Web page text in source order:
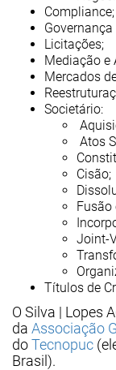
Compliance;
Licitações;
Mediação e
Mercados
Societário:
Atos
Cisão;
Fusão
Joint-
Títulos de
O Silva | Lopes
da Associação
doTecnopuc
Brasil).